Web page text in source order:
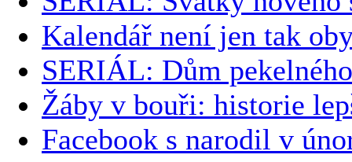
Kalendář není jen tak
SERIÁL: Dům
Žáby v bouři: historie
Facebook s narodil v